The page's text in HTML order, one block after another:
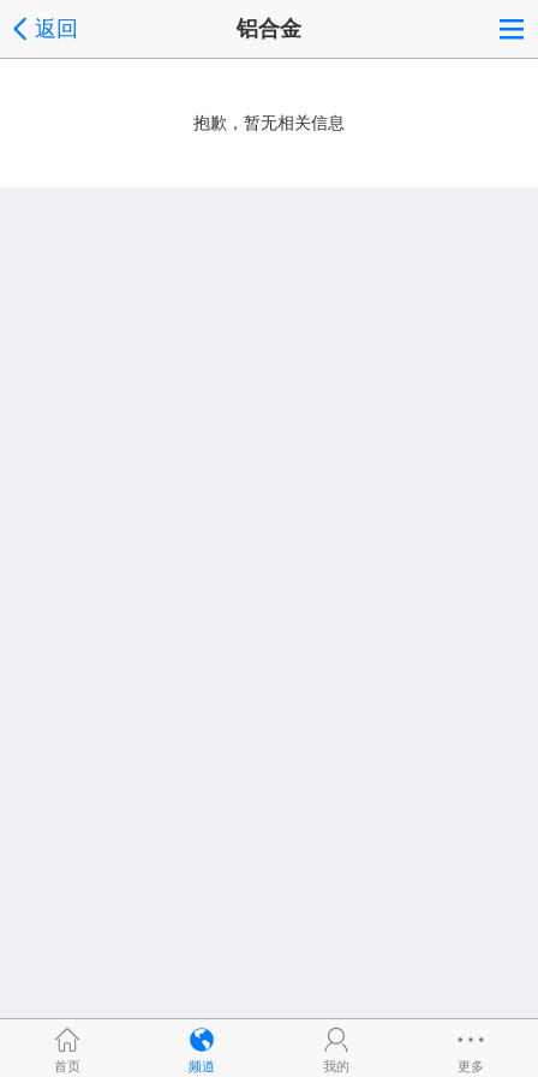
返回 铝合金
抱歉，暂无相关信息
首页 频道 我的 更多